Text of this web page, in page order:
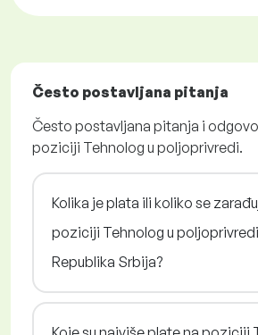
Često postavljana pitanja
Često postavljana pitanja i
poziciji Tehnolog u poljoprivredi.
Kolika je plata ili koliko se
poziciji Tehnolog u
Republika Srbija?